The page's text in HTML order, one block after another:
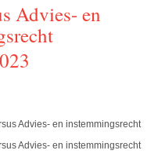
Advies- en
Advies- en instemmingsrecht
Advies- en instemmingsrecht